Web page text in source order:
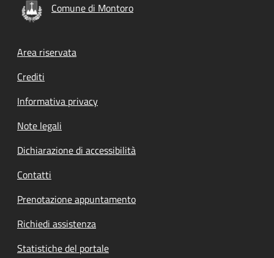
Comune di Montoro
Footer menu
Area riservata
Crediti
Informativa privacy
Note legali
Dichiarazione di accessibilità
Contatti
Prenotazione appuntamento
Richiedi assistenza
Statistiche del portale